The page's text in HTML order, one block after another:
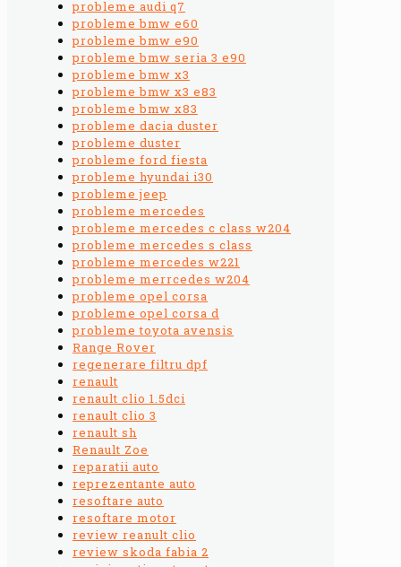
probleme audi q7
probleme bmw e60
probleme bmw e90
probleme bmw seria 3 e90
probleme bmw x3
probleme bmw x3 e83
probleme bmw x83
probleme dacia duster
probleme duster
probleme ford fiesta
probleme hyundai i30
probleme jeep
probleme mercedes
probleme mercedes c class w204
probleme mercedes s class
probleme mercedes w221
probleme merrcedes w204
probleme opel corsa
probleme opel corsa d
probleme toyota avensis
Range Rover
regenerare filtru dpf
renault
renault clio 1.5dci
renault clio 3
renault sh
Renault Zoe
reparatii auto
reprezentante auto
resoftare auto
resoftare motor
review reanult clio
review skoda fabia 2